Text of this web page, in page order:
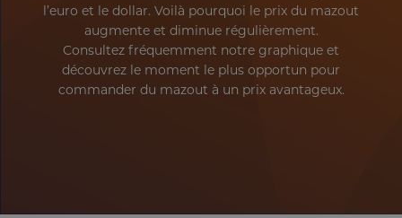
l’euro et le dollar. Voilà pourquoi le prix du mazout
augmente et diminue régulièrement.
Consultez fréquemment notre graphique et
découvrez le moment le plus opportun pour
commander du mazout à un prix avantageux.